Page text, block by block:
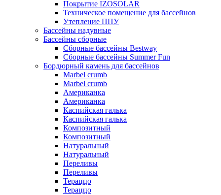
Покрытие IZOSOLAR
Техническое помещение для бассейнов
Утепление ППУ
Бассейны надувные
Бассейны сборные
Сборные бассейны Bestway
Сборные бассейны Summer Fun
Бордюрный камень для бассейнов
Marbel crumb
Marbel crumb
Американка
Американка
Каспийская галька
Каспийская галька
Композитный
Композитный
Натуральный
Натуральный
Переливы
Переливы
Тераццо
Тераццо